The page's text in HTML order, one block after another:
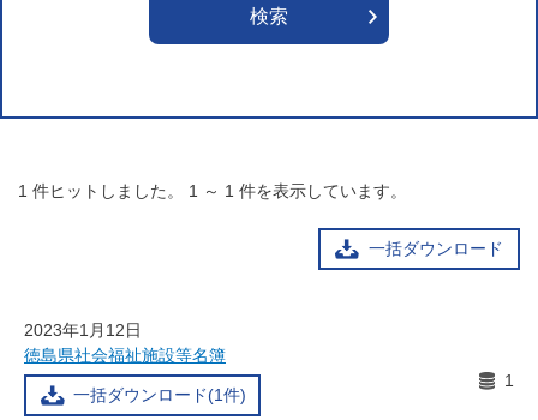
1 件ヒットしました。 1 ～ 1 件を表示しています。
一括ダウンロード
2023年1月12日
徳島県社会福祉施設等名簿
一括ダウンロード(1件)
1